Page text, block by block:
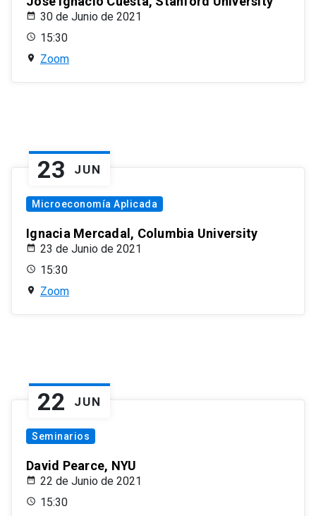
30 de Junio de 2021
15:30
Zoom
23 JUN
Microeconomía Aplicada
Ignacia Mercadal, Columbia University
23 de Junio de 2021
15:30
Zoom
22 JUN
Seminarios
David Pearce, NYU
22 de Junio de 2021
15:30